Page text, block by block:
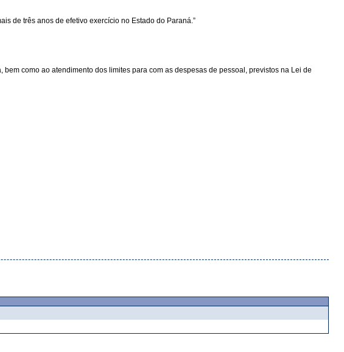
de três anos de efetivo exercício no Estado do Paraná.”
como ao atendimento dos limites para com as despesas de pessoal, previstos na Lei de